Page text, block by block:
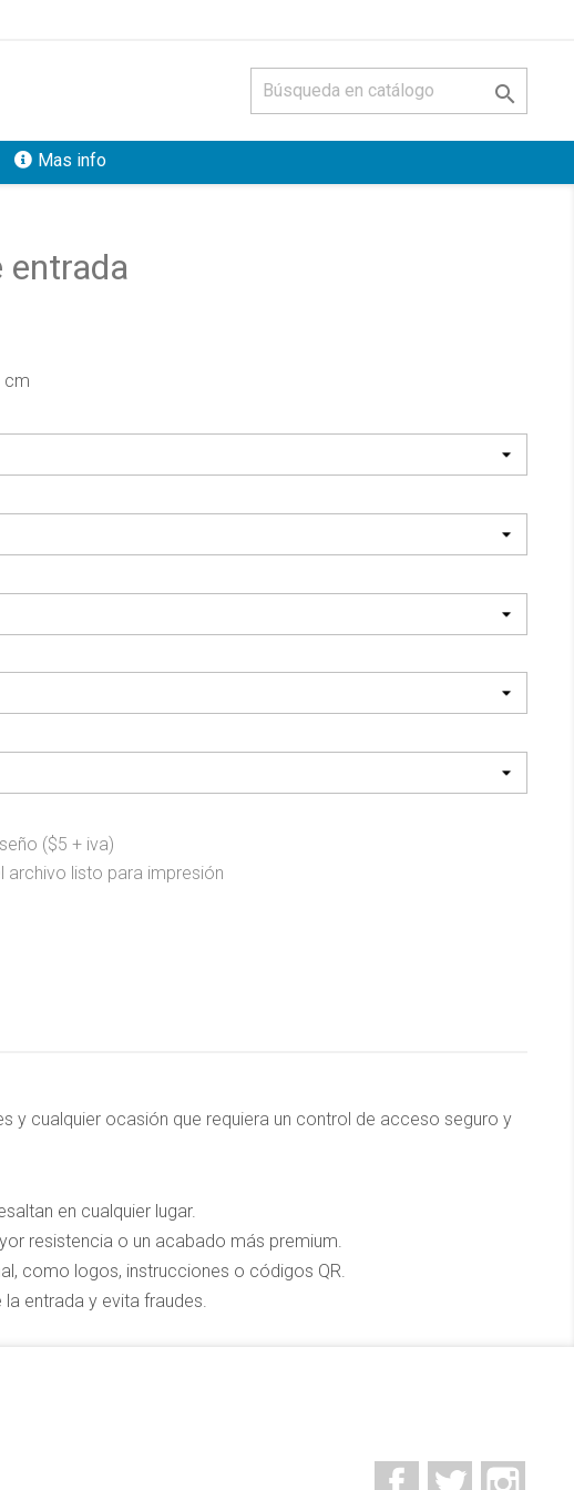

Mas info
entrada
cm
($5 + iva)
archivo listo para impresión
y cualquier ocasión que requiera un control de acceso seguro y
en cualquier lugar.
resistencia o un acabado más premium.
como logos, instrucciones o códigos QR.
entrada y evita fraudes.
FacebookTwitter